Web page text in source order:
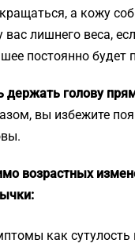
а кожу
лишнего веса,
постоянно будет
держать голову
вы избежите
возрастных
как